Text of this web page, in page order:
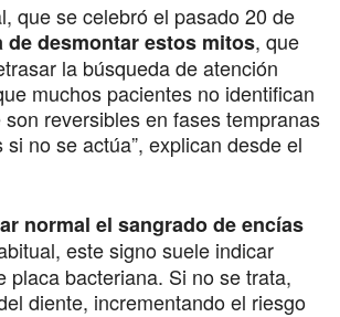
que se celebró el pasado 20 de
de desmontar estos mitos, que
la búsqueda de atención
muchos pacientes no identifican
reversibles en fases tempranas
no se actúa”, explican desde el
normal el sangrado de encías
este signo suele indicar
placa bacteriana. Si no se trata,
diente, incrementando el riesgo